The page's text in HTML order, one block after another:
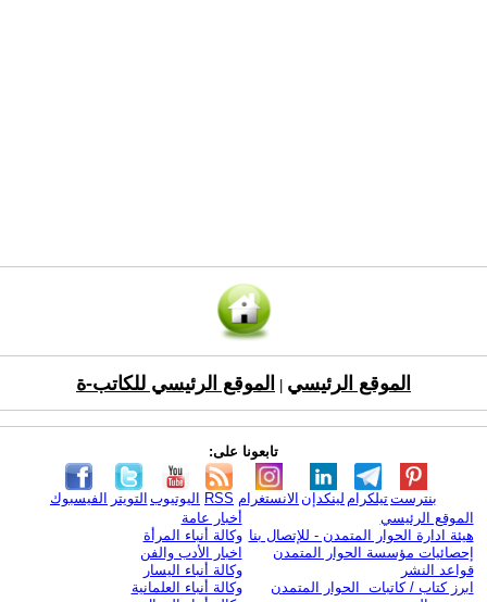
الموقع الرئيسي الموقع الرئيسي للكاتب-ة
تابعونا على:
الفيسبوك التويتر اليوتيوب RSS الانستغرام لينكدإن تيلكرامبنترست
الموقع الرئيسي
هيئة ادارة الحوار المتمدن - للإتصال بنا
إحصائيات مؤسسة الحوار المتمدن
قواعد النشر
ابرز كتاب / كاتبات الحوار المتمدن
أخبار عامة
وكالة أنباء المرأة
اخبار الأدب والفن
وكالة أنباء اليسار
وكالة أنباء العلمانية